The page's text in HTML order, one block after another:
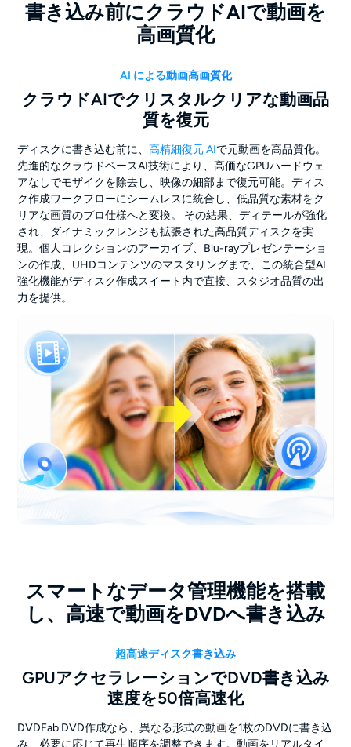
書き込み前にクラウドAIで動画を
高画質化
AI による動画高画質化
クラウドAIでクリスタルクリアな動画品
質を復元
ディスクに書き込む前に、高精細復元 AIで元動画を高品質化。
先進的なクラウドベースAI技術により、高価なGPUハードウェ
アなしでモザイクを除去し、映像の細部まで復元可能。ディス
ク作成ワークフローにシームレスに統合し、低品質な素材をク
リアな画質のプロ仕様へと変換。 その結果、ディテールが強化
され、ダイナミックレンジも拡張された高品質ディスクを実
現。個人コレクションのアーカイブ、Blu-rayプレゼンテーショ
ンの作成、UHDコンテンツのマスタリングまで、この統合型AI
強化機能がディスク作成スイート内で直接、スタジオ品質の出
力を提供。
スマートなデータ管理機能を搭載
し、高速で動画をDVDへ書き込み
超高速ディスク書き込み
GPUアクセラレーションでDVD書き込み
速度を50倍高速化
DVDFab DVD作成なら、異なる形式の動画を1枚のDVDに書き込